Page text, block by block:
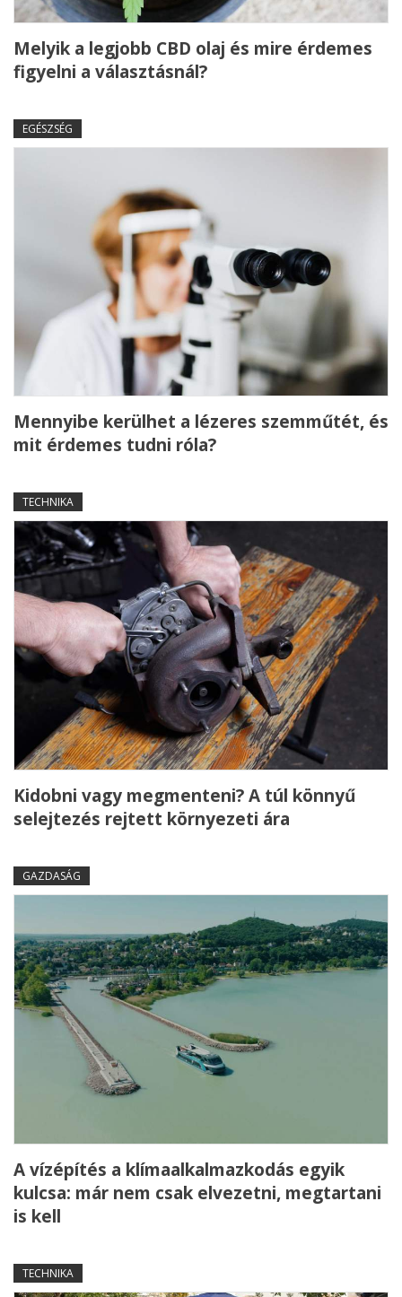
Melyik a legjobb CBD olaj és mire érdemes
figyelni a választásnál?
EGÉSZSÉG
Mennyibe kerülhet a lézeres szemműtét, és
mit érdemes tudni róla?
TECHNIKA
Kidobni vagy megmenteni? A túl könnyű
selejtezés rejtett környezeti ára
GAZDASÁG
A vízépítés a klímaalkalmazkodás egyik
kulcsa: már nem csak elvezetni, megtartani
is kell
TECHNIKA